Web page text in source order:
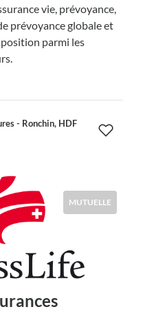
vie, prévoyance,
prévoyance globale et
parmi les
- Ronchin, HDF
MUTUELLE